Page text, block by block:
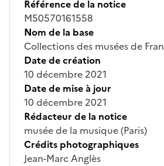
Référence de la notice
M50570161558
Nom de la base
Collections des musées de
Date de création
10 décembre 2021
Date de mise à jour
10 décembre 2021
Rédacteur de la notice
musée de la musique (Paris)
Crédits photographiques
Jean-Marc Anglès